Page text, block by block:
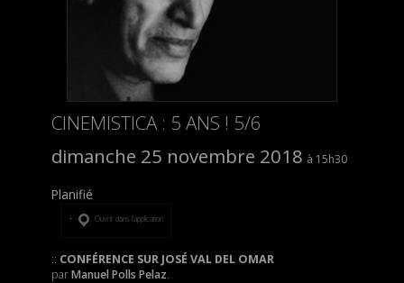
CINEMISTICA : 5 ANS ! 5/6
dimanche 25 novembre 2018
15h30
Planifié
Ouvrir dans l’application
:: CONFÉRENCE SUR JOSÉ VAL DEL OMAR
parManuel Polls Pelaz.